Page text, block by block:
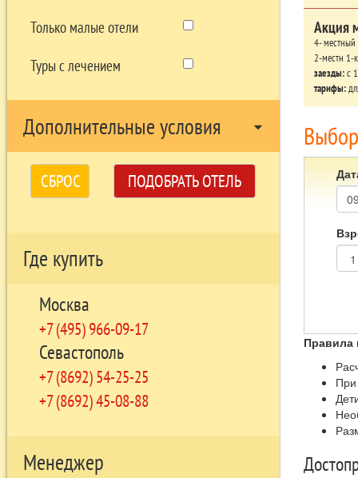
Только малые отели
Туры с лечением
Дополнительные условия arrow_drop_down
СБРОС ПОДОБРАТЬ ОТЕЛЬ
Где купить
Москва
+7 (495) 966-09-17
Севастополь
+7 (8692) 54-25-25
+7 (8692) 45-08-88
Менеджер
Акция
4- местный
2-местн 1-
заезды:c
тарифы:
Правила